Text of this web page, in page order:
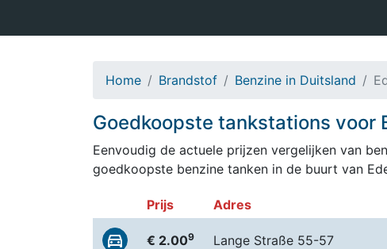
Home Brandstof Benzine in Duitsland
Goedkoopste tankstations voor
Eenvoudig de actuele prijzen vergelijken van
goedkoopste benzine tanken in de buurt van
Prijs Adres
€ 2.009 Lange Straße 55-57